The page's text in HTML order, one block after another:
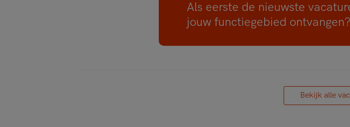
Als eerste de nieuwste
jouw functiegebied ontvangen?
Bekijk alle